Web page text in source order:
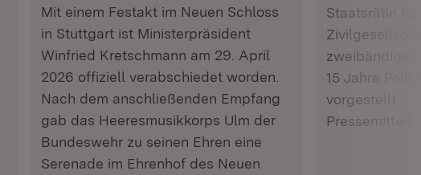
Mit einem Festakt im Neuen Schloss
in Stuttgart ist Ministerpräsident
Winfried Kretschmann am 29. April
2026 offiziell verabschiedet worden.
Nach dem anschließenden Empfang
gab das Heeresmusikkorps Ulm der
Bundeswehr zu seinen Ehren eine
Serenade im Ehrenhof des Neuen
Staatsrätin
zweibändige
15 Jahre
vorgestellt.